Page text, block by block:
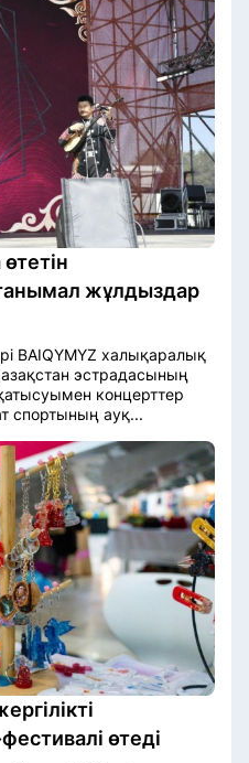
жұлдыздар
BAIQYMYZ халықаралық
эстрадасының
концерттер
спортының ауқ...
өтеді